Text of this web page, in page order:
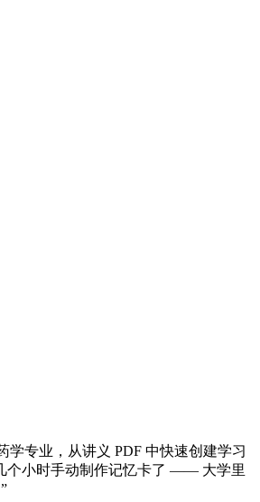
学专业，从讲义 PDF 中快速创建学习
个小时手动制作记忆卡了 —— 大学里
”